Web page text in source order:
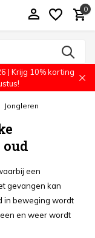
0
| Krijg 10% korting
Jongleren
een
gevangen kan
in beweging wordt
en weer wordt